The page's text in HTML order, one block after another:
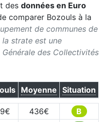
des données en Euro
comparer Bozouls à la
de communes de
strate est une
des Collectivités
Moyenne Situation
€ 436€
B